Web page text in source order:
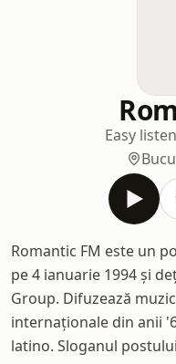
Easy
Romantic FM este un
pe 4 ianuarie 1994 și
Group. Difuzează
internaționale din anii
latino. Sloganul